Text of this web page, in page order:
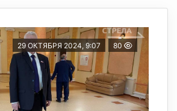
29 ОКТЯБРЯ 2024, 9:07 80